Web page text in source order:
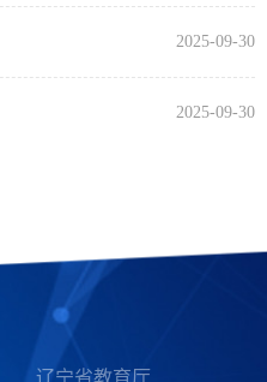
2025-09-30
2025-09-30
辽宁省教育厅